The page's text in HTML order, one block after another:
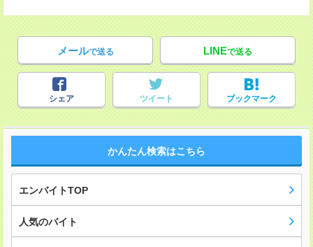
メールで送る LINEで送る
シェア ツイート ブックマーク
かんたん検索はこちら
エンバイトTOP
人気のバイト